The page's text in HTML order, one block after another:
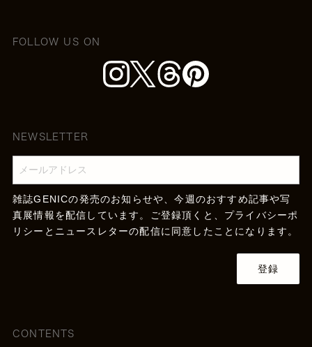
FOLLOW US ON
NEWSLETTER
雑誌GENICの発売のお知らせや、今週のおすすめ記事や写
真展情報を配信しています。ご登録頂くと、 プライバシーポ
リシー とニュースレターの配信に同意したことになります。
登録
CONTENTS